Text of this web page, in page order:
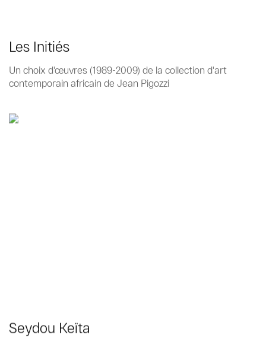
Les Initiés
Un choix d'œuvres (1989-2009) de la collection d'art
contemporain africain de Jean Pigozzi
Seydou Keïta